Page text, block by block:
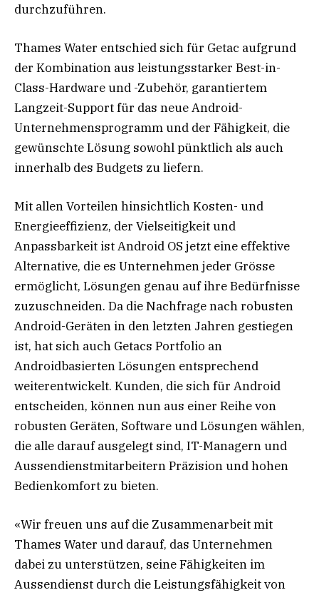
durchzuführen.
Thames Water entschied sich für Getac aufgrund
der Kombination aus leistungsstarker Best-in-
Class-Hardware und -Zubehör, garantiertem
Langzeit-Support für das neue Android-
Unternehmensprogramm und der Fähigkeit, die
gewünschte Lösung sowohl pünktlich als auch
innerhalb des Budgets zu liefern.
Mit allen Vorteilen hinsichtlich Kosten- und
Energieeffizienz, der Vielseitigkeit und
Anpassbarkeit ist Android OS jetzt eine effektive
Alternative, die es Unternehmen jeder Grösse
ermöglicht, Lösungen genau auf ihre Bedürfnisse
zuzuschneiden. Da die Nachfrage nach robusten
Android-Geräten in den letzten Jahren gestiegen
ist, hat sich auch Getacs Portfolio an
Androidbasierten Lösungen entsprechend
weiterentwickelt. Kunden, die sich für Android
entscheiden, können nun aus einer Reihe von
robusten Geräten, Software und Lösungen wählen,
die alle darauf ausgelegt sind, IT-Managern und
Aussendienstmitarbeitern Präzision und hohen
Bedienkomfort zu bieten.
«Wir freuen uns auf die Zusammenarbeit mit
Thames Water und darauf, das Unternehmen
dabei zu unterstützen, seine Fähigkeiten im
Aussendienst durch die Leistungsfähigkeit von